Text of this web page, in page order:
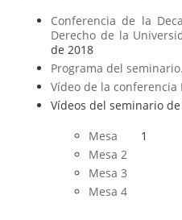
Conferencia de la
Derecho de la
de 2018
Programa del seminario.
Vídeo de la conferencia
Vídeos del seminario
Mesa
1
Mesa 2
Mesa 3
Mesa 4